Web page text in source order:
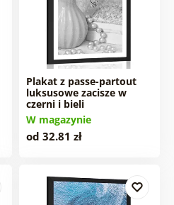
Plakat z passe-partout
luksusowe zacisze w
czerni i bieli
W magazynie
od 32.81 zł